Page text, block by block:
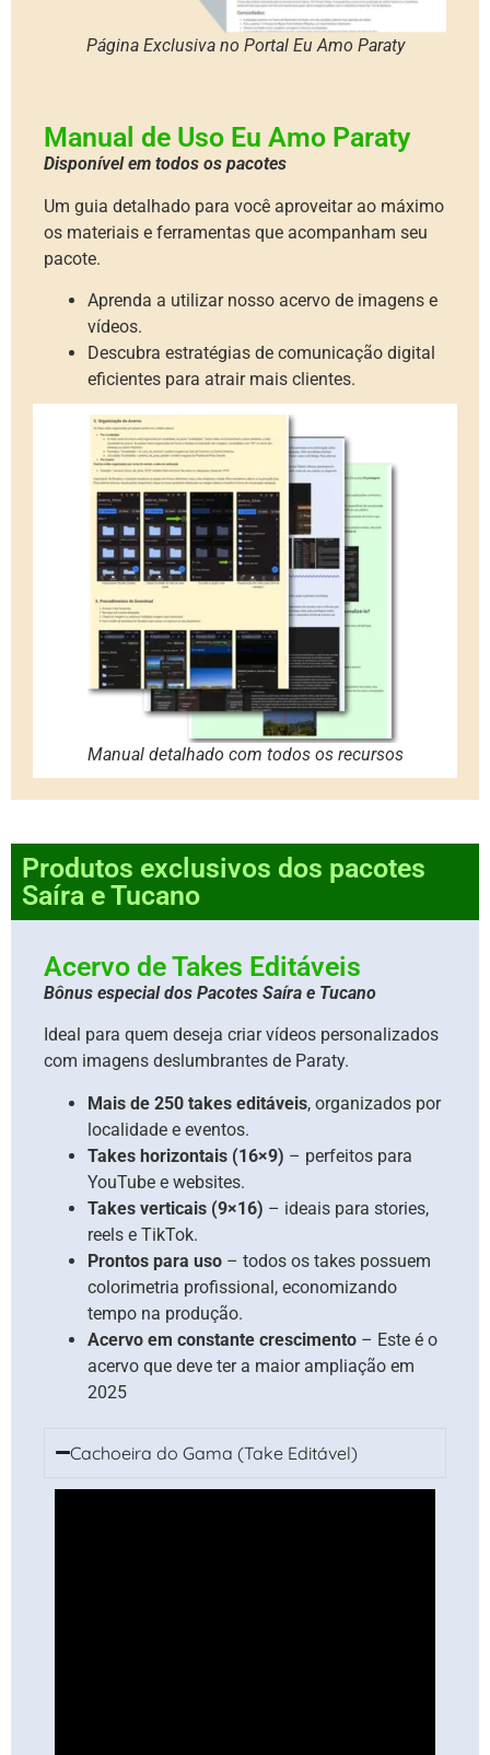
Página Exclusiva no Portal Eu Amo Paraty
Manual de Uso Eu Amo Paraty
Disponível em todos os pacotes
Um guia detalhado para você aproveitar ao máximo
os materiais e ferramentas que acompanham seu
pacote.
Aprenda a utilizar nosso acervo de imagens e
vídeos.
Descubra estratégias de comunicação digital
eficientes para atrair mais clientes.
Manual detalhado com todos os recursos
Produtos exclusivos dos pacotes
Saíra e Tucano
Acervo de Takes Editáveis
Bônus especial dos Pacotes Saíra e Tucano
Ideal para quem deseja criar vídeos personalizados
com imagens deslumbrantes de Paraty.
Mais de 250 takes editáveis, organizados por
localidade e eventos.
Takes horizontais (16×9) – perfeitos para
YouTube e websites.
Takes verticais (9×16) – ideais para stories,
reels e TikTok.
Prontos para uso – todos os takes possuem
colorimetria profissional, economizando
tempo na produção.
Acervo em constante crescimento – Este é o
acervo que deve ter a maior ampliação em
2025
Cachoeira do Gama (Take Editável)